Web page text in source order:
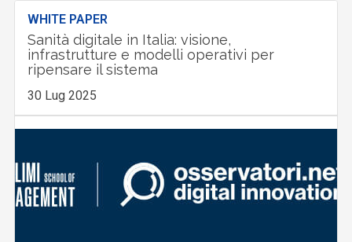
WHITE PAPER
Sanità digitale in Italia: visione,
infrastrutture e modelli operativi per
ripensare il sistema
30 Lug 2025